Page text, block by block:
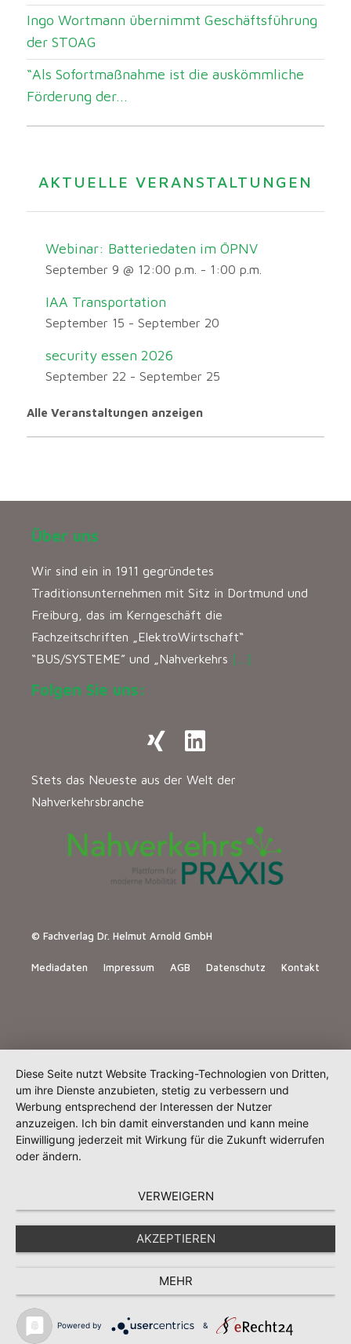
Ingo Wortmann übernimmt Geschäftsführung
der STOAG
“Als Sofortmaßnahme ist die auskömmliche
Förderung der...
AKTUELLE VERANSTALTUNGEN
Webinar: Batteriedaten im ÖPNV
September 9 @ 12:00 p.m. - 1:00 p.m.
IAA Transportation
September 15 - September 20
security essen 2026
September 22 - September 25
Alle Veranstaltungen anzeigen
Über uns
Wir sind ein in 1911 gegründetes
Traditionsunternehmen mit Sitz in Dortmund und
Freiburg, das im Kerngeschäft die
Fachzeitschriften „ElektroWirtschaft“
“BUS/SYSTEME” und „Nahverkehrs […]
Folgen Sie uns:
Stets das Neueste aus der Welt der
Nahverkehrsbranche
© Fachverlag Dr. Helmut Arnold GmbH
Mediadaten Impressum AGB Datenschutz Kontakt
Diese Seite nutzt Website Tracking-Technologien von Dritten,
um ihre Dienste anzubieten, stetig zu verbessern und
Werbung entsprechend der Interessen der Nutzer
anzuzeigen. Ich bin damit einverstanden und kann meine
Einwilligung jederzeit mit Wirkung für die Zukunft widerrufen
oder ändern.
VERWEIGERN
AKZEPTIEREN
MEHR
Powered by &